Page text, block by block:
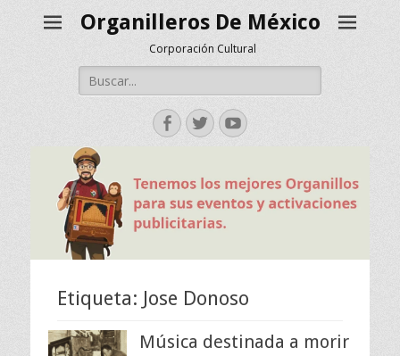
Organilleros De México
Corporación Cultural
Buscar:
Facebook
TwitterYouTube
Etiqueta: Jose Donoso
Música destinada a morir